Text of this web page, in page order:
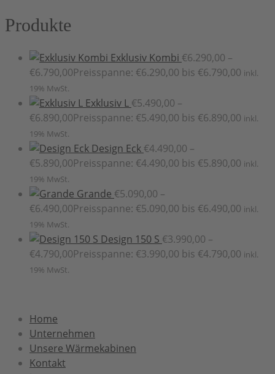
Produkte
Exklusiv Kombi €6.290,00 –
€6.790,00Preisspanne: €6.290,00 bis €6.790,00 inkl.
19% MwSt.
Exklusiv L €5.490,00 –
€6.890,00Preisspanne: €5.490,00 bis €6.890,00 inkl.
19% MwSt.
Design Eck €4.490,00 –
€5.890,00Preisspanne: €4.490,00 bis €5.890,00 inkl.
19% MwSt.
Grande €5.090,00 –
€6.490,00Preisspanne: €5.090,00 bis €6.490,00 inkl.
19% MwSt.
Design 150 S €3.990,00 –
€4.790,00Preisspanne: €3.990,00 bis €4.790,00 inkl.
19% MwSt.
Home
Unternehmen
Unsere Wärmekabinen
Kontakt